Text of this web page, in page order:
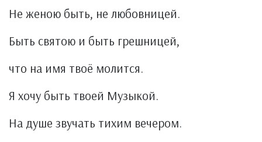
Не женою быть, не любовницей.
Быть святою и быть грешницей,
что на имя твоё молится.
Я хочу быть твоей Музыкой.
На душе звучать тихим вечером.